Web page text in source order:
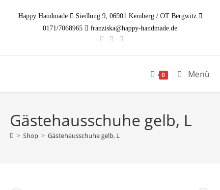
InhaltHappy Handmade
Siedlung 9, 06901 Kemberg / OT Bergwitz
0171/7068965
franziska@happy-handmade.de
0 Menü
Gästehausschuhe gelb, L
> Shop > Gästehausschuhe gelb, L